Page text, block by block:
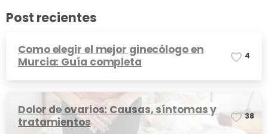
Post recientes
Como elegir el mejor ginecólogo en
Murcia: Guía completa
4
Dolor de ovarios: Causas, síntomas y
tratamientos
38